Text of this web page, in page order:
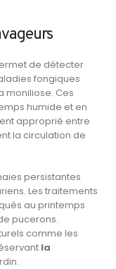
de détecter
fongiques
moniliose. Ces
humide et en
approprié entre
la circulation de
persistantes
Les traitements
au printemps
pucerons.
comme les
la